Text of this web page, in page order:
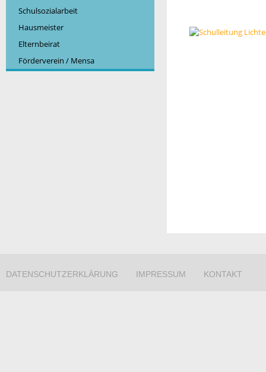
Schulsozialarbeit
Hausmeister
Elternbeirat
Förderverein / Mensa
DATENSCHUTZERKLÄRUNG IMPRESSUM KONTAKT